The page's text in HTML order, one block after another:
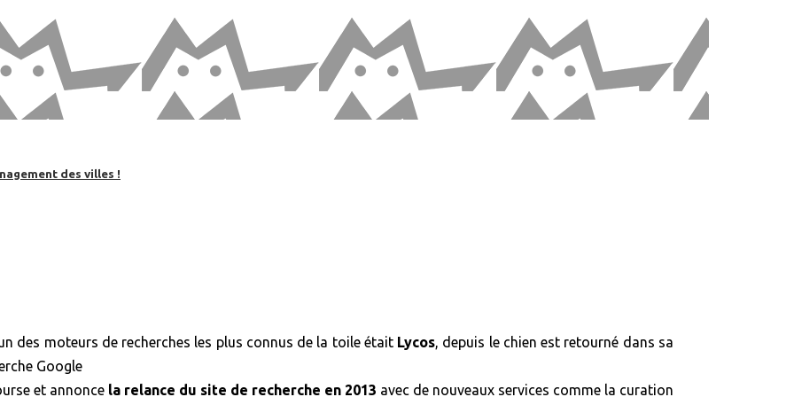
des villes !
des moteurs de recherches les plus connus de la toile était Lycos, depuis le chien est retourné dans sa
Google
et annonce la relance du site de recherche en 2013 avec de nouveaux services comme la curation